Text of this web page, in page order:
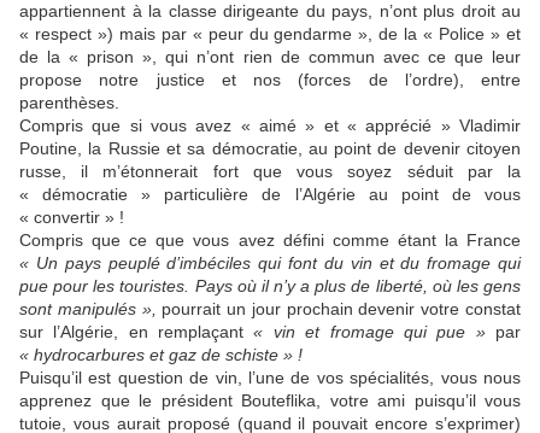
appartiennent à la classe dirigeante du pays, n’ont plus droit au
« respect ») mais par « peur du gendarme », de la « Police » et
de la « prison », qui n’ont rien de commun avec ce que leur
propose notre justice et nos (forces de l’ordre), entre
parenthèses.
Compris que si vous avez « aimé » et « apprécié » Vladimir
Poutine, la Russie et sa démocratie, au point de devenir citoyen
russe, il m’étonnerait fort que vous soyez séduit par la
« démocratie » particulière de l’Algérie au point de vous
« convertir » !
Compris que ce que vous avez défini comme étant la France
« Un pays peuplé d’imbéciles qui font du vin et du fromage qui
pue pour les touristes. Pays où il n’y a plus de liberté, où les gens
sont manipulés », pourrait un jour prochain devenir votre constat
sur l’Algérie, en remplaçant« vin et fromage qui pue » par
« hydrocarbures et gaz de schiste » !
Puisqu’il est question de vin, l’une de vos spécialités, vous nous
apprenez que le président Bouteflika, votre ami puisqu’il vous
tutoie, vous aurait proposé (quand il pouvait encore s’exprimer)